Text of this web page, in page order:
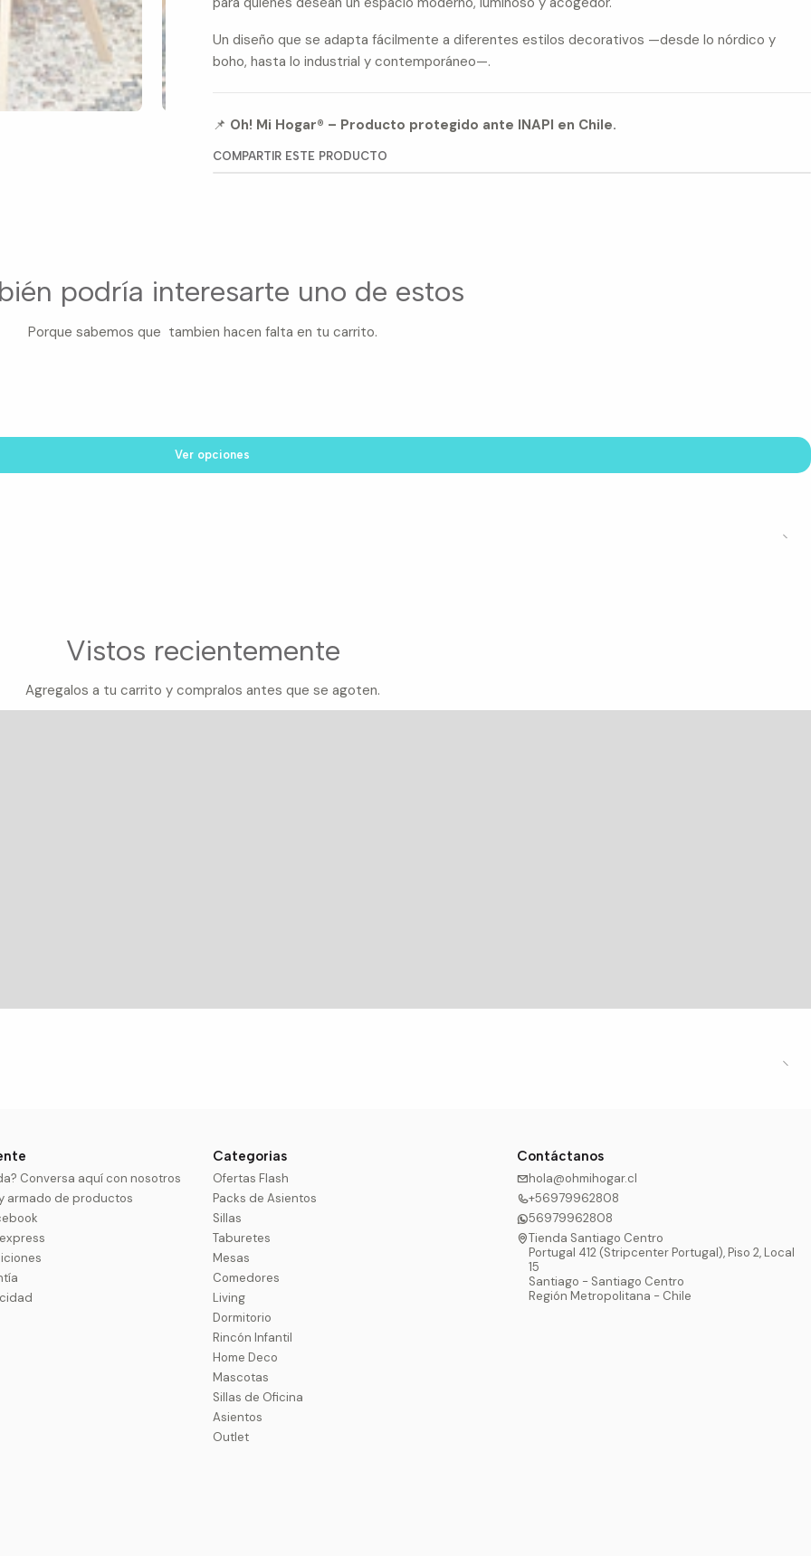
Un diseño que se adapta fácilmente a diferentes estilos decorativos —desde lo nórdico y
boho, hasta lo industrial y contemporáneo—.
📌 Oh! Mi Hogar® – Producto protegido ante INAPI en Chile.
COMPARTIR ESTE PRODUCTO
podría interesarte uno de estos
Porque sabemos que tambien hacen falta en tu carrito.
Ver opciones
Vistos recientemente
Agregalos a tu carrito y compralos antes que se agoten.
Conversa aquí con nosotros
armado de productos
Categorias
Ofertas Flash
Packs de Asientos
Sillas
Taburetes
Mesas
Comedores
Living
Dormitorio
Rincón Infantil
Home Deco
Mascotas
Sillas de Oficina
Asientos
Outlet
Contáctanos
hola@ohmihogar.cl
+56979962808
56979962808
Tienda Santiago Centro
Portugal 412 (Stripcenter Portugal), Piso 2, Local
15
Santiago - Santiago Centro
Región Metropolitana - Chile